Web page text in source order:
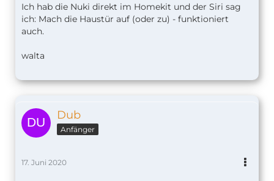
Ich hab die Nuki direkt im Homekit und der Siri sag
ich: Mach die Haustür auf (oder zu) - funktioniert
auch.
walta
Dub
Anfänger
17. Juni 2020